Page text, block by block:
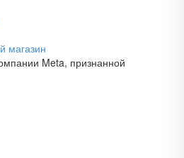
Meta, признанной